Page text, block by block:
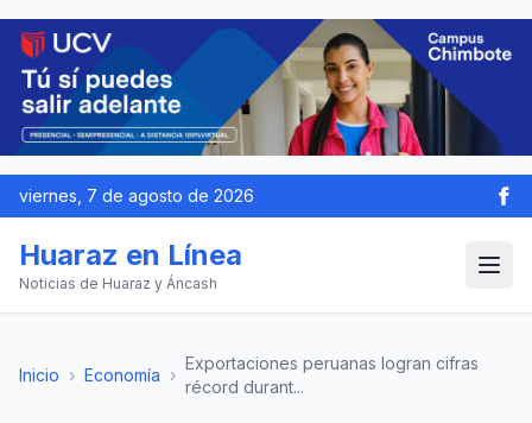
viernes, 7 de agosto de 2026
Huaraz en Línea
Noticias de Huaraz y Áncash
Inicio › Economía ›
Exportaciones peruanas logran cifras
récord durant...